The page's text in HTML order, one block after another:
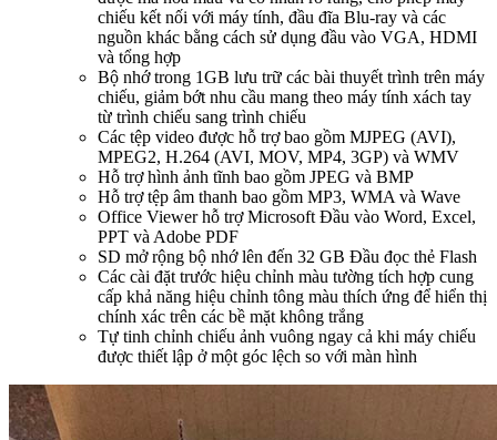
chiếu kết nối với máy tính, đầu đĩa Blu-ray và các
nguồn khác bằng cách sử dụng đầu vào VGA, HDMI
và tổng hợp
Bộ nhớ trong 1GB lưu trữ các bài thuyết trình trên máy
chiếu, giảm bớt nhu cầu mang theo máy tính xách tay
từ trình chiếu sang trình chiếu
Các tệp video được hỗ trợ bao gồm MJPEG (AVI),
MPEG2, H.264 (AVI, MOV, MP4, 3GP) và WMV
Hỗ trợ hình ảnh tĩnh bao gồm JPEG và BMP
Hỗ trợ tệp âm thanh bao gồm MP3, WMA và Wave
Office Viewer hỗ trợ Microsoft Đầu vào Word, Excel,
PPT và Adobe PDF
SD mở rộng bộ nhớ lên đến 32 GB Đầu đọc thẻ Flash
Các cài đặt trước hiệu chỉnh màu tường tích hợp cung
cấp khả năng hiệu chỉnh tông màu thích ứng để hiển thị
chính xác trên các bề mặt không trắng
Tự tinh chỉnh chiếu ảnh vuông ngay cả khi máy chiếu
được thiết lập ở một góc lệch so với màn hình